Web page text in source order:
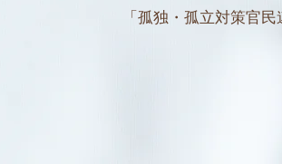
「孤独・孤立対策官